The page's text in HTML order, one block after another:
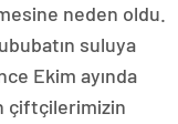
neden oldu.
suluya
Ekim ayında
çiftçilerimizin